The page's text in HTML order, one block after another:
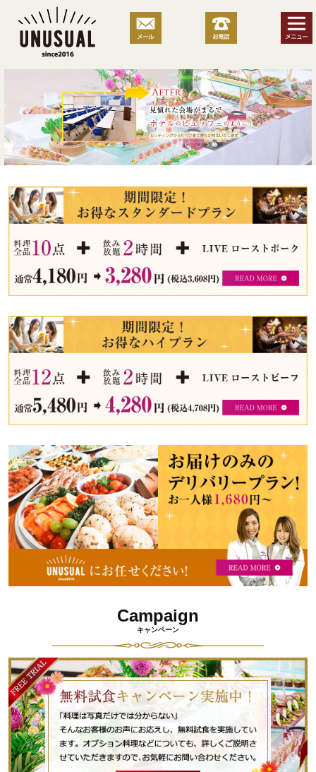
へ
キ
ッ
プ
慣
た
会
場
ま
る
ビ
ュ
う
に！
期
間
限
定！
お
得
な
ス
タ
ン
ー
プ
ラ
ン
期
間
限
定！
お
得
な
ハ
イ
プ
ラ
ン
デ
リ
バ
リ
ー
プ
ン
Campaign
キャンペーン